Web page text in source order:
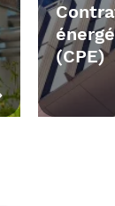
la solution
(CPE)
Confiez
votre